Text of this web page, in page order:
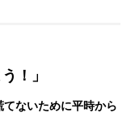
！」
てないために平時から